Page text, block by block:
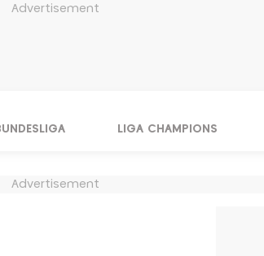
Advertisement
LIGA CHAMPIONS
Advertisement